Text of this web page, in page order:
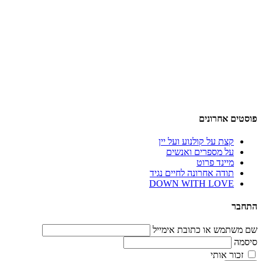
פוסטים אחרונים
קצת על קולנוע ועל יין
על מספרים ואנשים
מיינד פרוט
תודה אחרונה לחיים נגיד
DOWN WITH LOVE
התחבר
שם משתמש או כתובת אימייל
סיסמה
זכור אותי